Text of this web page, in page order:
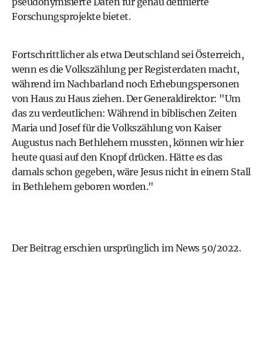
Forschungsprojekte bietet.
Fortschrittlicher als etwa Deutschland sei Österreich,
wenn es die Volkszählung per Registerdaten macht,
während im Nachbarland noch Erhebungspersonen
von Haus zu Haus ziehen. Der Generaldirektor: "Um
das zu verdeutlichen: Während in biblischen Zeiten
Maria und Josef für die Volkszählung von Kaiser
Augustus nach Bethlehem mussten, können wir hier
heute quasi auf den Knopf drücken. Hätte es das
damals schon gegeben, wäre Jesus nicht in einem Stall
in Bethlehem geboren worden."
Der Beitrag erschien ursprünglich im News50/2022.